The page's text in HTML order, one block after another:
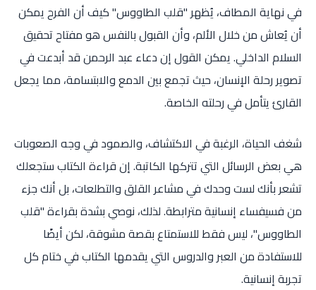
في نهاية المطاف، يُظهر "قلب الطاووس" كيف أن الفرح يمكن
أن يُعاش من خلال الألم، وأن القبول بالنفس هو مفتاح تحقيق
السلام الداخلي. يمكن القول إن دعاء عبد الرحمن قد أبدعت في
تصوير رحلة الإنسان، حيث تجمع بين الدمع والابتسامة، مما يجعل
القارئ يتأمل في رحلته الخاصة.
شغف الحياة، الرغبة في الاكتشاف، والصمود في وجه الصعوبات
هي بعض الرسائل التي تتركها الكاتبة. إن قراءة الكتاب ستجعلك
تشعر بأنك لست وحدك في مشاعر القلق والتطلعات، بل أنك جزء
من فسيفساء إنسانية مترابطة. لذلك، نوصي بشدة بقراءة "قلب
الطاووس"، ليس فقط للاستمتاع بقصة مشوقة، لكن أيضًا
للاستفادة من العبر والدروس التي يقدمها الكتاب في ختام كل
تجربة إنسانية.